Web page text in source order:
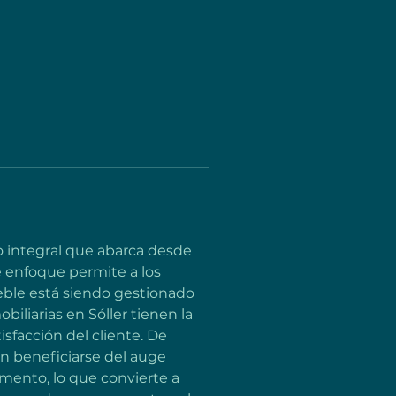
integral que abarca desde
enfoque permite a los
está siendo gestionado
en Sóller tienen la
del cliente. De
beneficiarse del auge
lo que convierte a